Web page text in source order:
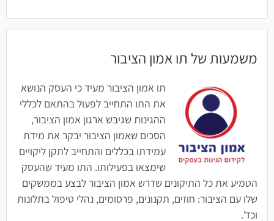
משמעות של תו אמון הציבור
תו אמון הציבור מעיד כי העסק הנושא
את התו התחייב לפעול בהתאם לכללי
ההגינות שגיבש ארגון אמון הציבור,
הסכים שאמון הציבור יבקר את מידת
עמידתו בכללים והתחייב לתקן ליקויים
שימצאו בפעילותו. התו מעיד שהעסק
הטמיע את כל התיקונים שדרש אמון הציבור לבצע בממשקים
שלו עם הציבור: חוזים, תקנונים, פרסומים, נהלי טיפול בתלונות
וכד'.